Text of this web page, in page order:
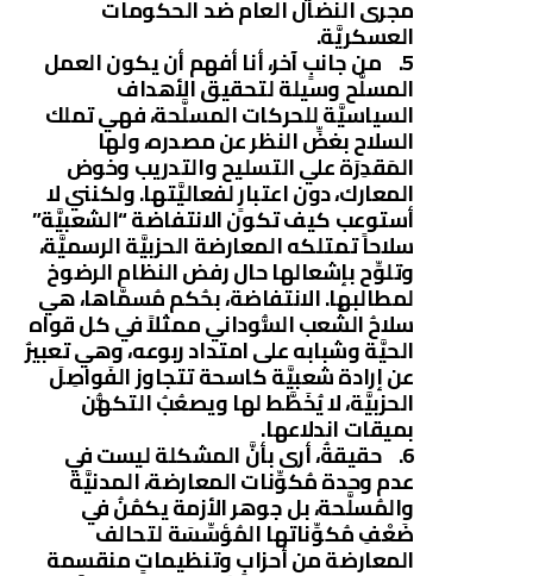
مجرى النضال العام ضد الحكومات
العسكريَّة.
5. من جانبٍ آخر، أنا أفهم أن يكون العمل
المسلَّح وسيلة لتحقيق الأهداف
السياسيَّة للحركات المسلَّحة، فهي تملك
السلاح بغضِّ النظر عن مصدره، ولها
المَقدِرَة علي التسليح والتدريب وخوض
المعارك، دون اعتبارٍ لفعاليَّتها. ولكنني لا
أستوعب كيف تكون الانتفاضة “الشعبيَّة”
سلاحاً تمتلكه المعارضة الحزبيَّة الرسميَّة،
وتلوِّح بإشعالها حال رفض النظام الرضوخ
لمطالبها. الانتفاضة، بحُكم مُسمَّاها، هي
سلاحُ الشَّعب السُّوداني ممثلاً في كل قواه
الحيَّة وشبابه على امتداد ربوعه، وهي تعبيرٌ
عن إرادة شعبيَّة كاسحة تتجاوز الفَواصِلَ
الحزبيَّة، لا يُخَطَّط لها ويصعُبُ التكهُّن
بميقات اندلاعها.
6. حقيقةُ، أرى بأنَّ المشكلة ليست في
عدم وحدة مُكوِّنات المعارضة، المدنيَّة
والمُسلَّحة، بل جوهر الأزمة يكمُنُ في
ضَعْفِ مُكوِّناتها المُؤسِّسَة لتحالف
المعارضة من أحزابٍ وتنظيماتٍ منقسمة